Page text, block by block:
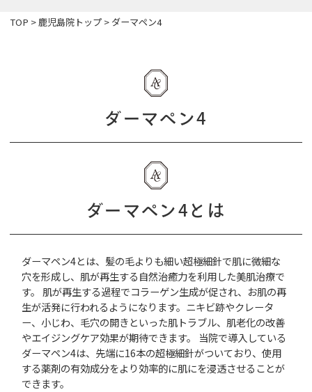
TOP > 鹿児島院トップ > ダーマペン4
ダーマペン4
ダーマペン4とは
ダーマペン4とは、髪の毛よりも細い超極細針で肌に微細な
穴を形成し、肌が再生する自然治癒力を利用した美肌治療で
す。 肌が再生する過程でコラーゲン生成が促され、お肌の再
生が活発に行われるようになります。ニキビ跡やクレータ
ー、小じわ、毛穴の開きといった肌トラブル、肌老化の改善
やエイジングケア効果が期待できます。 当院で導入している
ダーマペン4は、先端に16本の超極細針がついており、使用
する薬剤の有効成分をより効率的に肌にを浸透させることが
できます。